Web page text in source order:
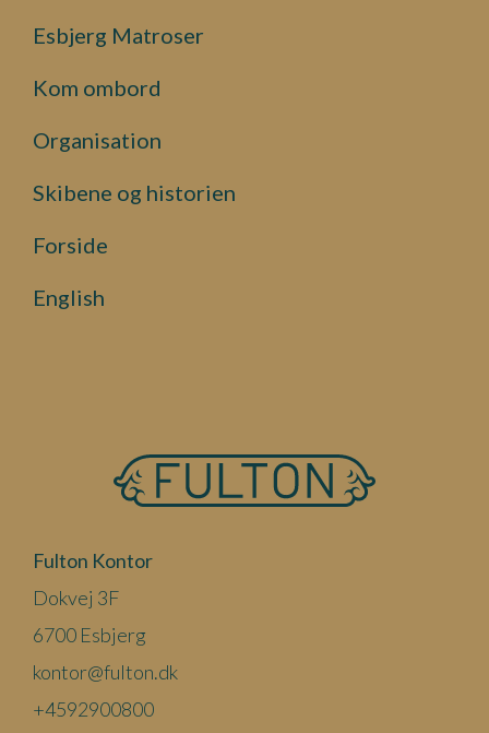
Esbjerg Matroser
Kom ombord
Organisation
Skibene og historien
Forside
English
Fulton Kontor
Dokvej 3F
6700 Esbjerg
kontor@fulton.dk
+4592900800